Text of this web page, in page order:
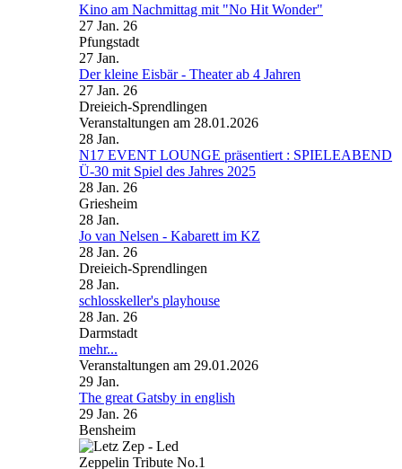
Kino am Nachmittag mit "No Hit Wonder"
27 Jan. 26
Pfungstadt
27 Jan.
Der kleine Eisbär - Theater ab 4 Jahren
27 Jan. 26
Dreieich-Sprendlingen
Veranstaltungen am 28.01.2026
28 Jan.
N17 EVENT LOUNGE präsentiert : SPIELEABEND
Ü-30 mit Spiel des Jahres 2025
28 Jan. 26
Griesheim
28 Jan.
Jo van Nelsen - Kabarett im KZ
28 Jan. 26
Dreieich-Sprendlingen
28 Jan.
schlosskeller's playhouse
28 Jan. 26
Darmstadt
mehr...
Veranstaltungen am 29.01.2026
29 Jan.
The great Gatsby in english
29 Jan. 26
Bensheim